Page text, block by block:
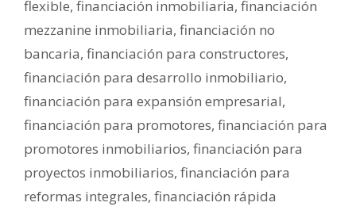
flexible, financiación inmobiliaria, financiación
mezzanine inmobiliaria, financiación no
bancaria, financiación para constructores,
financiación para desarrollo inmobiliario,
financiación para expansión empresarial,
financiación para promotores, financiación para
promotores inmobiliarios, financiación para
proyectos inmobiliarios, financiación para
reformas integrales, financiación rápida